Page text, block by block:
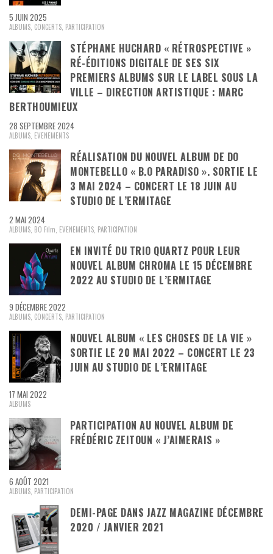
5 JUIN 2025
ALBUMS, CONCERTS, PARTICIPATION
STÉPHANE HUCHARD « RÉTROSPECTIVE »
RÉ-ÉDITIONS DIGITALE DE SES SIX
PREMIERS ALBUMS SUR LE LABEL SOUS LA
VILLE – DIRECTION ARTISTIQUE : MARC
BERTHOUMIEUX
28 SEPTEMBRE 2024
ALBUMS EVENEMENTS
RÉALISATION DU NOUVEL ALBUM DE DO
MONTEBELLO « B.O PARADISO ». SORTIE LE
3 MAI 2024 – CONCERT LE 18 JUIN AU
STUDIO DE L’ERMITAGE
2 MAI 2024
ALBUMS BO Film EVENEMENTS PARTICIPATION
EN INVITÉ DU TRIO QUARTZ POUR LEUR
NOUVEL ALBUM CHROMA LE 15 DÉCEMBRE
2022 AU STUDIO DE L’ERMITAGE
9 DÉCEMBRE 2022
ALBUMS CONCERTS PARTICIPATION
NOUVEL ALBUM « LES CHOSES DE LA VIE »
SORTIE LE 20 MAI 2022 – CONCERT LE 23
JUIN AU STUDIO DE L’ERMITAGE
17 MAI 2022
ALBUMS
PARTICIPATION AU NOUVEL ALBUM DE
FRÉDÉRIC ZEITOUN « J’AIMERAIS »
6 AOÛT 2021
ALBUMS PARTICIPATION
DEMI-PAGE DANS JAZZ MAGAZINE DÉCEMBRE
2020 / JANVIER 2021